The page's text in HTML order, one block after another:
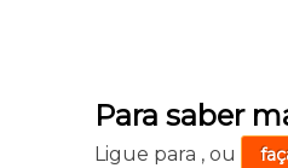
Para saber
Ligue para ,ou